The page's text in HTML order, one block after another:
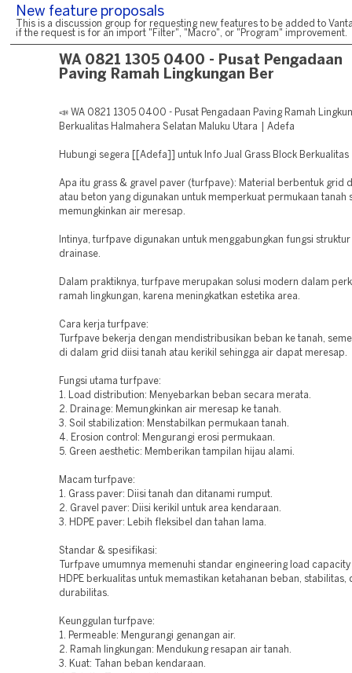
New feature proposals
This is a discussion group for requesting new features to be added to
if the request is for an import "Filter", "Macro", or "Program" improvement.
WA 0821 1305 0400 - Pusat Pengadaan
Paving Ramah Lingkungan Ber
📣 WA 0821 1305 0400 - Pusat Pengadaan Paving Ramah
Berkualitas Halmahera Selatan Maluku Utara | Adefa
Hubungi segera [[Adefa]] untuk Info Jual Grass Block Berkualitas
Apa itu grass & gravel paver (turfpave): Material berbentuk grid
atau beton yang digunakan untuk memperkuat permukaan tanah
memungkinkan air meresap.
Intinya, turfpave digunakan untuk menggabungkan fungsi
drainase.
Dalam praktiknya, turfpave merupakan solusi modern dalam
ramah lingkungan, karena meningkatkan estetika area.
Cara kerja turfpave:
Turfpave bekerja dengan mendistribusikan beban ke tanah,
di dalam grid diisi tanah atau kerikil sehingga air dapat meresap.
Fungsi utama turfpave:
1. Load distribution: Menyebarkan beban secara merata.
2. Drainage: Memungkinkan air meresap ke tanah.
3. Soil stabilization: Menstabilkan permukaan tanah.
4. Erosion control: Mengurangi erosi permukaan.
5. Green aesthetic: Memberikan tampilan hijau alami.
Macam turfpave:
1. Grass paver: Diisi tanah dan ditanami rumput.
2. Gravel paver: Diisi kerikil untuk area kendaraan.
3. HDPE paver: Lebih fleksibel dan tahan lama.
Standar & spesifikasi:
Turfpave umumnya memenuhi standar engineering load
HDPE berkualitas untuk memastikan ketahanan beban, stabilitas,
durabilitas.
Keunggulan turfpave:
1. Permeable: Mengurangi genangan air.
2. Ramah lingkungan: Mendukung resapan air tanah.
3. Kuat: Tahan beban kendaraan.